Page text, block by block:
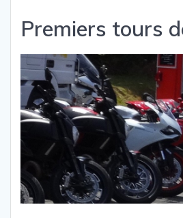
Premiers tours